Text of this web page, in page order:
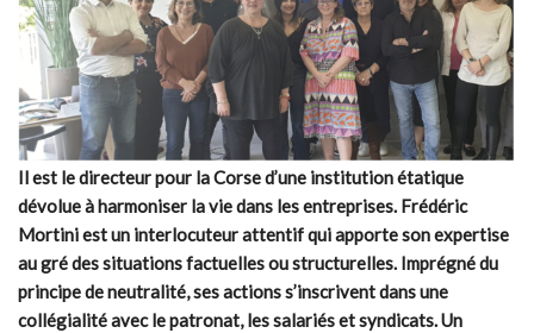
Il est le directeur pour la Corse d’une institution étatique
dévolue à harmoniser la vie dans les entreprises. Frédéric
Mortini est un interlocuteur attentif qui apporte son expertise
au gré des situations factuelles ou structurelles. Imprégné du
principe de neutralité, ses actions s’inscrivent dans une
collégialité avec le patronat, les salariés et syndicats. Un